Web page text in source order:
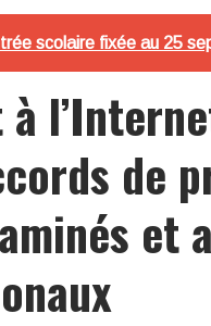
scolaire fixée au 25
à
de
et